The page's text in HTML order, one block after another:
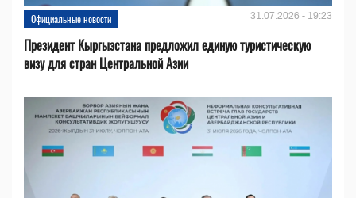
Официальные новости 31.07.2026 - 19:23
Президент Кыргызстана предложил единую туристическую
визу для стран Центральной Азии